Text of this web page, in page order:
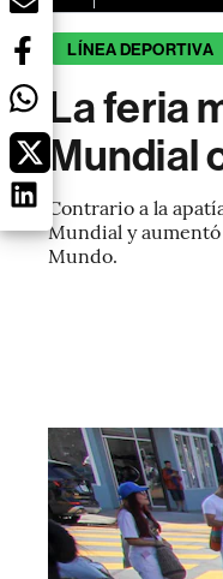
LÍNEA DEPORTIVA
La feria
Mundial
Contrario a la
Mundial y
Mundo.